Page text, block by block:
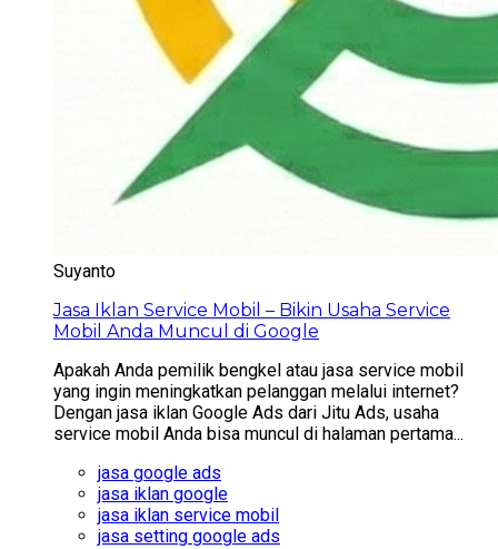
Suyanto
Jasa Iklan Service Mobil – Bikin Usaha Service
Mobil Anda Muncul di Google
Apakah Anda pemilik bengkel atau jasa service mobil
yang ingin meningkatkan pelanggan melalui internet?
Dengan jasa iklan Google Ads dari Jitu Ads, usaha
service mobil Anda bisa muncul di halaman pertama...
jasa google ads
jasa iklan google
jasa iklan service mobil
jasa setting google ads